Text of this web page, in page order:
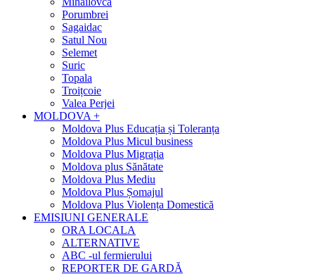
Porumbrei
Sagaidac
Satul Nou
Selemet
Suric
Topala
Troițcoie
Valea Perjei
MOLDOVA +
Moldova Plus Educația și Toleranța
Moldova Plus Micul business
Moldova Plus Migrația
Moldova plus Sănătate
Moldova Plus Mediu
Moldova Plus Șomajul
Moldova Plus Violența Domestică
EMISIUNI GENERALE
ORA LOCALA
ALTERNATIVE
ABC -ul fermierului
REPORTER DE GARDĂ